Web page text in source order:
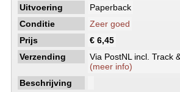
Uitvoering
Paperback
Conditie
Zeer goed
Prijs
€ 6,45
Verzending
Via PostNL incl. Track
(meer info)
Beschrijving